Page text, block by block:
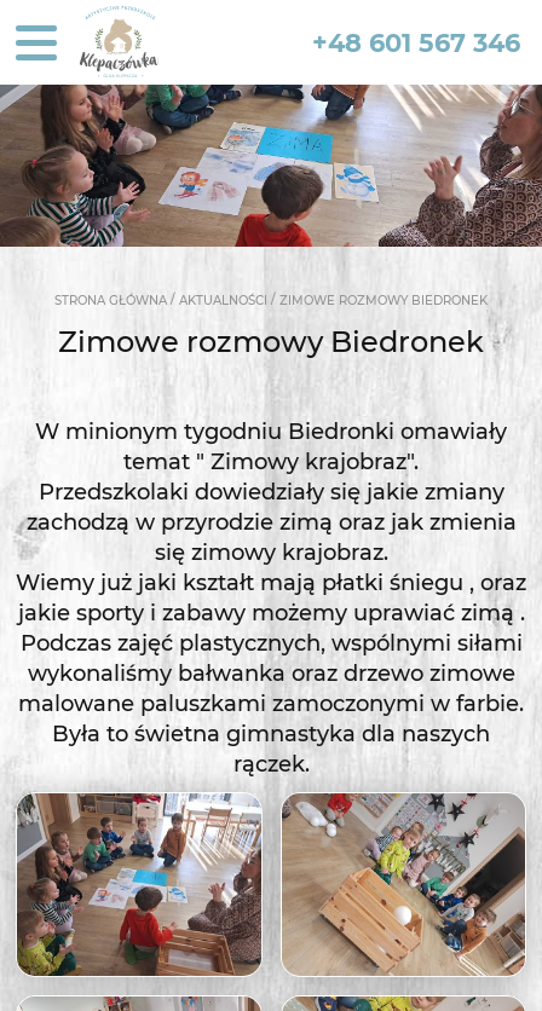
+48 601 567 346
STRONA GŁÓWNA / AKTUALNOŚCI / ZIMOWE ROZMOWY BIEDRONEK
Zimowe rozmowy Biedronek
W minionym tygodniu Biedronki omawiały
temat " Zimowy krajobraz".
Przedszkolaki dowiedziały się jakie zmiany
zachodzą w przyrodzie zimą oraz jak zmienia
się zimowy krajobraz.
Wiemy już jaki kształt mają płatki śniegu , oraz
jakie sporty i zabawy możemy uprawiać zimą .
Podczas zajęć plastycznych, wspólnymi siłami
wykonaliśmy bałwanka oraz drzewo zimowe
malowane paluszkami zamoczonymi w farbie.
Była to świetna gimnastyka dla naszych
rączek.